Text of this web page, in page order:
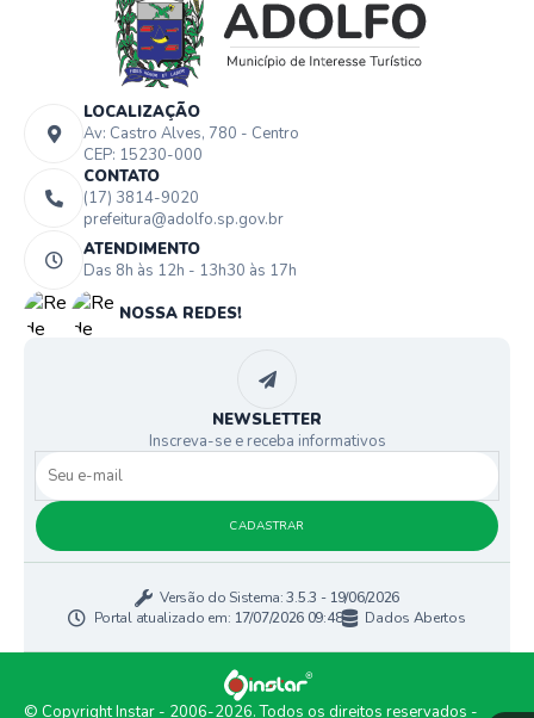
LOCALIZAÇÃO
Av: Castro Alves, 780 - Centro
CEP: 15230-000
CONTATO
(17) 3814-9020
prefeitura@adolfo.sp.gov.br
ATENDIMENTO
Das 8h às 12h - 13h30 às 17h
NOSSA REDES!
NEWSLETTER
Inscreva-se e receba informativos
CADASTRAR
Versão do Sistema:3.5.3 - 19/06/2026
Portal atualizado em: 17/07/2026 09:48 Dados Abertos
© Copyright Instar - 2006-2026. Todos os direitos reservados -